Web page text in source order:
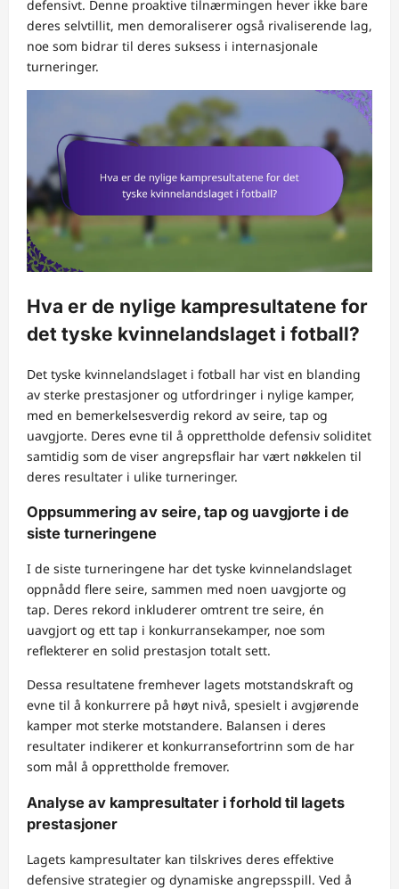
defensivt. Denne proaktive tilnærmingen hever ikke bare
deres selvtillit, men demoraliserer også rivaliserende lag,
noe som bidrar til deres suksess i internasjonale
turneringer.
Hva er de nylige kampresultatene for
det tyske kvinnelandslaget i fotball?
Det tyske kvinnelandslaget i fotball har vist en blanding
av sterke prestasjoner og utfordringer i nylige kamper,
med en bemerkelsesverdig rekord av seire, tap og
uavgjorte. Deres evne til å opprettholde defensiv soliditet
samtidig som de viser angrepsflair har vært nøkkelen til
deres resultater i ulike turneringer.
Oppsummering av seire, tap og uavgjorte i de
siste turneringene
I de siste turneringene har det tyske kvinnelandslaget
oppnådd flere seire, sammen med noen uavgjorte og
tap. Deres rekord inkluderer omtrent tre seire, én
uavgjort og ett tap i konkurransekamper, noe som
reflekterer en solid prestasjon totalt sett.
Dessa resultatene fremhever lagets motstandskraft og
evne til å konkurrere på høyt nivå, spesielt i avgjørende
kamper mot sterke motstandere. Balansen i deres
resultater indikerer et konkurransefortrinn som de har
som mål å opprettholde fremover.
Analyse av kampresultater i forhold til lagets
prestasjoner
Lagets kampresultater kan tilskrives deres effektive
defensive strategier og dynamiske angrepsspill. Ved å